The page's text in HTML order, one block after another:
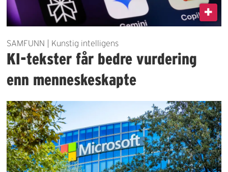
SAMFUNN | Kunstig intelligens
KI-tekster får bedre vurdering
enn menneskeskapte